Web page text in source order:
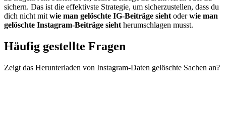
sichern. Das ist die effektivste Strategie, um sicherzustellen, dass du
dich nicht mit wie man gelöschte IG-Beiträge sieht oderwie man
gelöschte Instagram-Beiträge sieht herumschlagen musst.
Häufig gestellte Fragen
Zeigt das Herunterladen von Instagram-Daten gelöschte Sachen an?